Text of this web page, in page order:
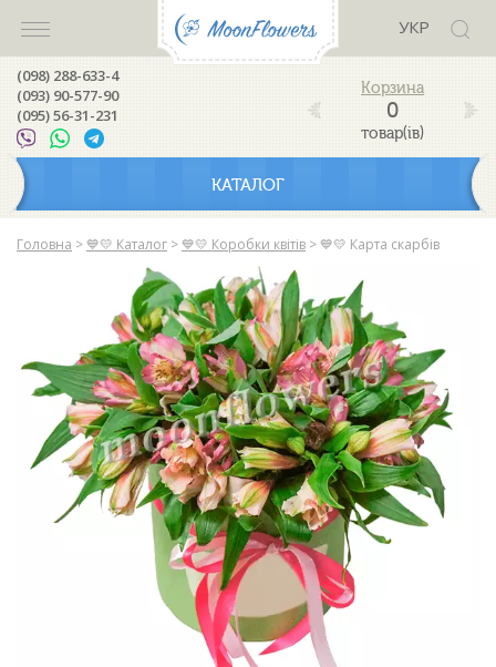
УКР
(098) 288-633-4
(093) 90-577-90
(095) 56-31-231
0
товар(ів)
КАТАЛОГ
Головна > 💙💛 Каталог > 💙💛 Коробки квітів > 💙💛 Карта скарбів